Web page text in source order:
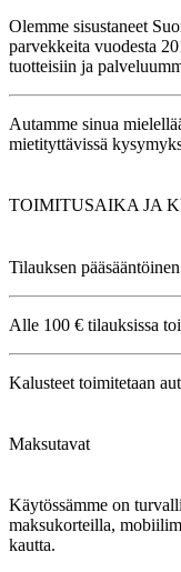
Olemme sisustaneet
parvekkeita vuodesta
tuotteisiin ja
Autamme sinua
mietityttävissä
TOIMITUSAIKA JA
Tilauksen
Alle 100 € tilauksissa
Kalusteet toimitetaan
Maksutavat
Käytössämme on
maksukorteilla,
kautta.